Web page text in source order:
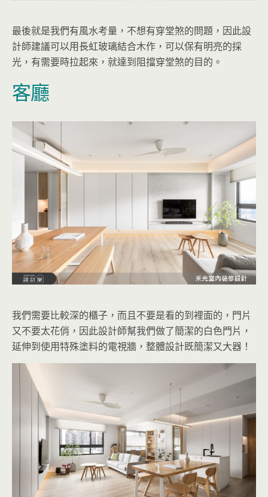
最後就是我們有風水考量，不想有穿堂煞的問題，因此設
計師建議可以用長虹玻璃結合木作，可以保有明亮的採
光，有需要時拉起來，就達到阻擋穿堂煞的目的。
客廳
我們需要比較深的櫃子，而且不要是看的到裡面的，門片
又不要太花俏，因此設計師幫我們做了簡潔的白色門片，
延伸到使用特殊塗料的電視牆，整體設計既簡潔又大器！